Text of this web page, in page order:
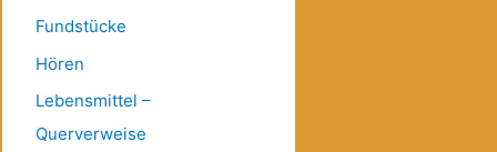
Fundstücke
Hören
Lebensmittel –
Querverweise